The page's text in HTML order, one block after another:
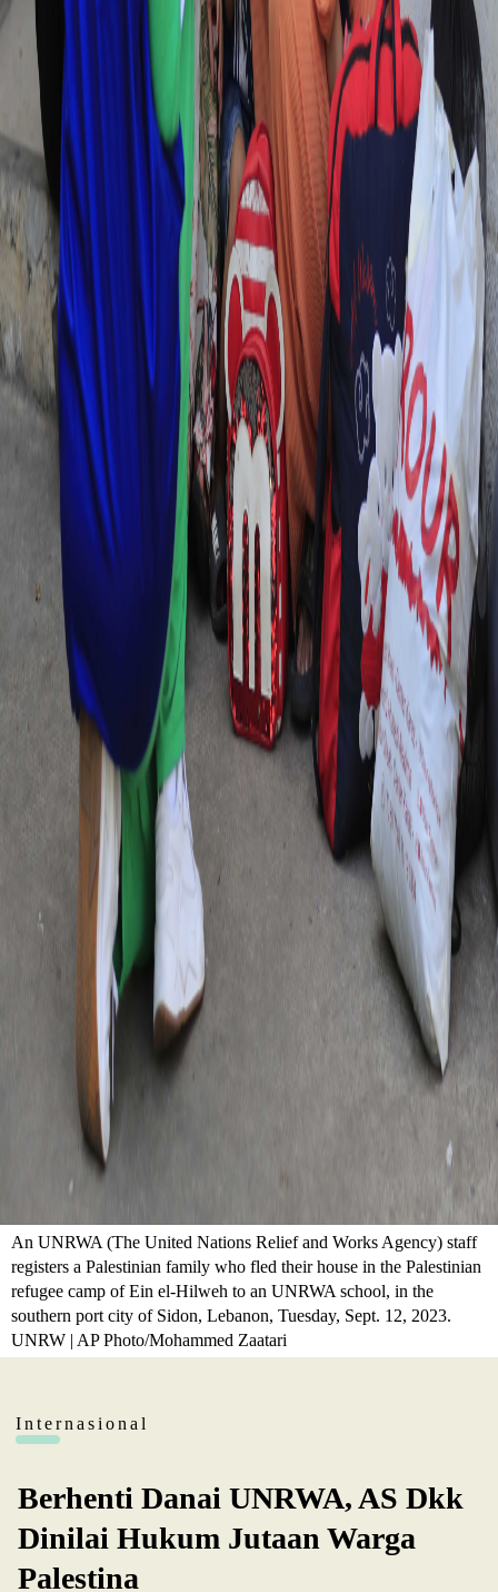
An UNRWA (The United Nations Relief and Works Agency) staff
registers a Palestinian family who fled their house in the Palestinian
refugee camp of Ein el-Hilweh to an UNRWA school, in the
southern port city of Sidon, Lebanon, Tuesday, Sept. 12, 2023.
UNRW | AP Photo/Mohammed Zaatari
Internasional
Berhenti Danai UNRWA, AS Dkk
Dinilai Hukum Jutaan Warga
Palestina